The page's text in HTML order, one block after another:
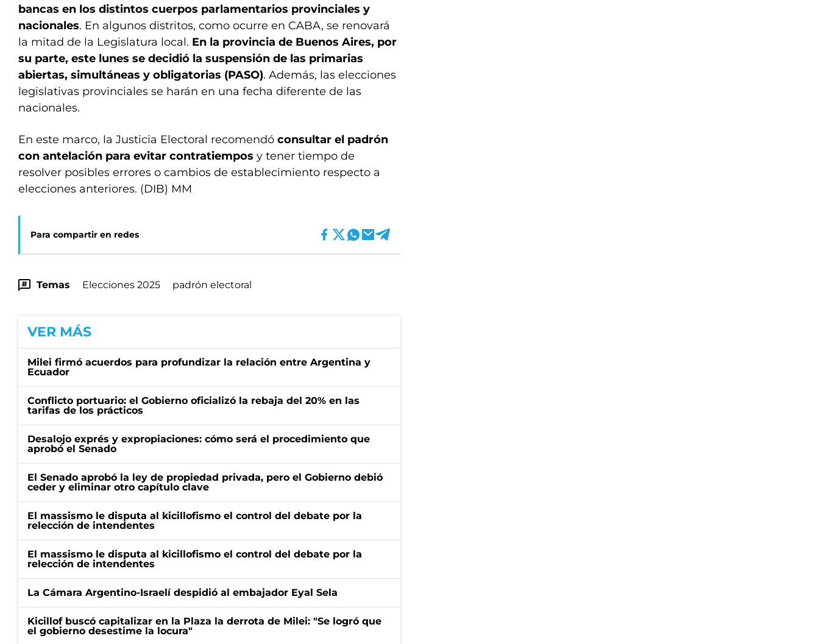
bancas en los distintos cuerpos parlamentarios provinciales y
nacionales. En algunos distritos, como ocurre en CABA, se renovará
la mitad de la Legislatura local. En la provincia de Buenos Aires, por
su parte, este lunes se decidió la suspensión de las primarias
abiertas, simultáneas y obligatorias (PASO). Además, las elecciones
legislativas provinciales se harán en una fecha diferente de las
nacionales.
En este marco, la Justicia Electoral recomendó consultar el padrón
con antelación para evitar contratiempos y tener tiempo de
resolver posibles errores o cambios de establecimiento respecto a
elecciones anteriores. (DIB) MM
Para compartir en redes
Temas Elecciones 2025 padrón electoral
VER MÁS
Milei firmó acuerdos para profundizar la relación entre Argentina y
Ecuador
Conflicto portuario: el Gobierno oficializó la rebaja del 20% en las
tarifas de los prácticos
Desalojo exprés y expropiaciones: cómo será el procedimiento que
aprobó el Senado
El Senado aprobó la ley de propiedad privada, pero el Gobierno debió
ceder y eliminar otro capítulo clave
El massismo le disputa al kicillofismo el control del debate por la
relección de intendentes
El massismo le disputa al kicillofismo el control del debate por la
relección de intendentes
La Cámara Argentino-Israelí despidió al embajador Eyal Sela
Kicillof buscó capitalizar en la Plaza la derrota de Milei: "Se logró que
el gobierno desestime la locura"